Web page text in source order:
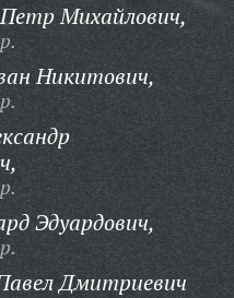
Михайлович,
Никитович,
Эдуардович,
Дмитриевич